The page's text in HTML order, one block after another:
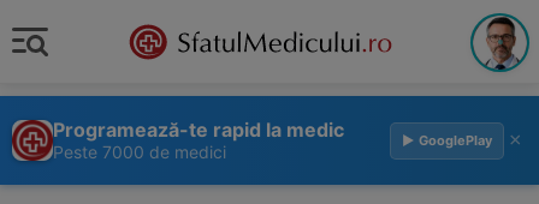
Programează-te rapid la medic
Peste 7000 de medici
▶ GooglePlay ×